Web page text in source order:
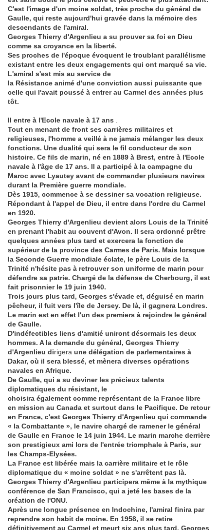
C'est l'image d'un moine soldat, très proche du général de
Gaulle, qui reste aujourd'hui gravée dans la mémoire des
descendants de l'amiral.
Georges Thierry d'Argenlieu a su prouver sa foi en Dieu
comme sa croyance en la liberté.
Ses proches de l'époque évoquent le troublant parallélisme
existant entre les deux engagements qui ont marqué sa vie.
L'amiral s'est mis au service de
la Résistance animé d'une conviction aussi puissante que
celle qui l'avait poussé à entrer au Carmel des années plus
tôt.
Il entre à l'Ecole navale à 17 ans
Tout en menant de front ses carrières militaires et
religieuses, l'homme a veillé à ne jamais mélanger les deux
fonctions. Une dualité qui sera le fil conducteur de son
histoire. Ce fils de marin, né en 1889 à Brest, entre à l'Ecole
navale à l'âge de 17 ans. Il a participé à la campagne du
Maroc avec Lyautey avant de commander plusieurs navires
durant la Première guerre mondiale.
Dès 1915, commence à se dessiner sa vocation religieuse.
Répondant à l'appel de Dieu, il entre dans l'ordre du Carmel
en 1920.
Georges Thierry d'Argenlieu devient alors Louis de la Trinité
en prenant l'habit au couvent d'Avon. Il sera ordonné prêtre
quelques années plus tard et exercera la fonction de
supérieur de la province des Carmes de Paris. Mais lorsque
la Seconde Guerre mondiale éclate, le père Louis de la
Trinité n'hésite pas à retrouver son uniforme de marin pour
défendre sa patrie. Chargé de la défense de Cherbourg, il est
fait prisonnier le 19 juin 1940.
Trois jours plus tard, Georges s'évade et, déguisé en marin
pêcheur, il fuit vers l'île de Jersey. De là, il gagnera Londres.
Le marin est en effet l'un des premiers à rejoindre le général
de Gaulle.
D'indéfectibles liens d'amitié uniront désormais les deux
hommes. A la demande du général, Georges Thierry
d'Argenlieu dirigera une délégation de parlementaires à
Dakar, où il sera blessé, et mènera diverses opérations
navales en Afrique.
De Gaulle, qui a su deviner les précieux talents
diplomatiques du résistant, le
choisira également comme représentant de la France libre
en mission au Canada et surtout dans le Pacifique. De retour
en France, c'est Georges Thierry d'Argenlieu qui commande
« la Combattante », le navire chargé de ramener le général
de Gaulle en France le 14 juin 1944. Le marin marche derrière
son prestigieux ami lors de l'entrée triomphale à Paris, sur
les Champs-Elysées.
La France est libérée mais la carrière militaire et le rôle
diplomatique du « moine soldat » ne s'arrêtent pas là.
Georges Thierry d'Argenlieu participera même à la mythique
conférence de San Francisco, qui a jeté les bases de la
création de l'ONU.
Après une longue présence en Indochine, l'amiral finira par
reprendre son habit de moine. En 1958, il se retire
définitivement au Carmel et meurt six ans plus tard. Georges